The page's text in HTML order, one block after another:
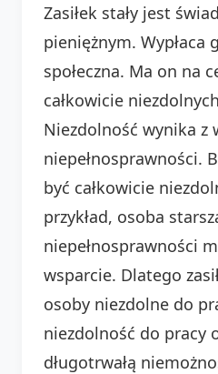
Zasiłek stały jest
pieniężnym. Wypłaca
społeczna. Ma on na
całkowicie
Niezdolność wynika z
niepełnosprawności.
być całkowicie
przykład, osoba
niepełnosprawności
wsparcie. Dlatego
osoby niezdolne do
niezdolność do pracy
długotrwałą